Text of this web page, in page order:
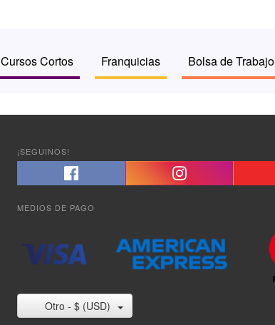
Cursos Cortos Franquicias Bolsa de Trabajo
¡SEGUINOS!
MEDIOS DE PAGO
Otro - $ (USD)